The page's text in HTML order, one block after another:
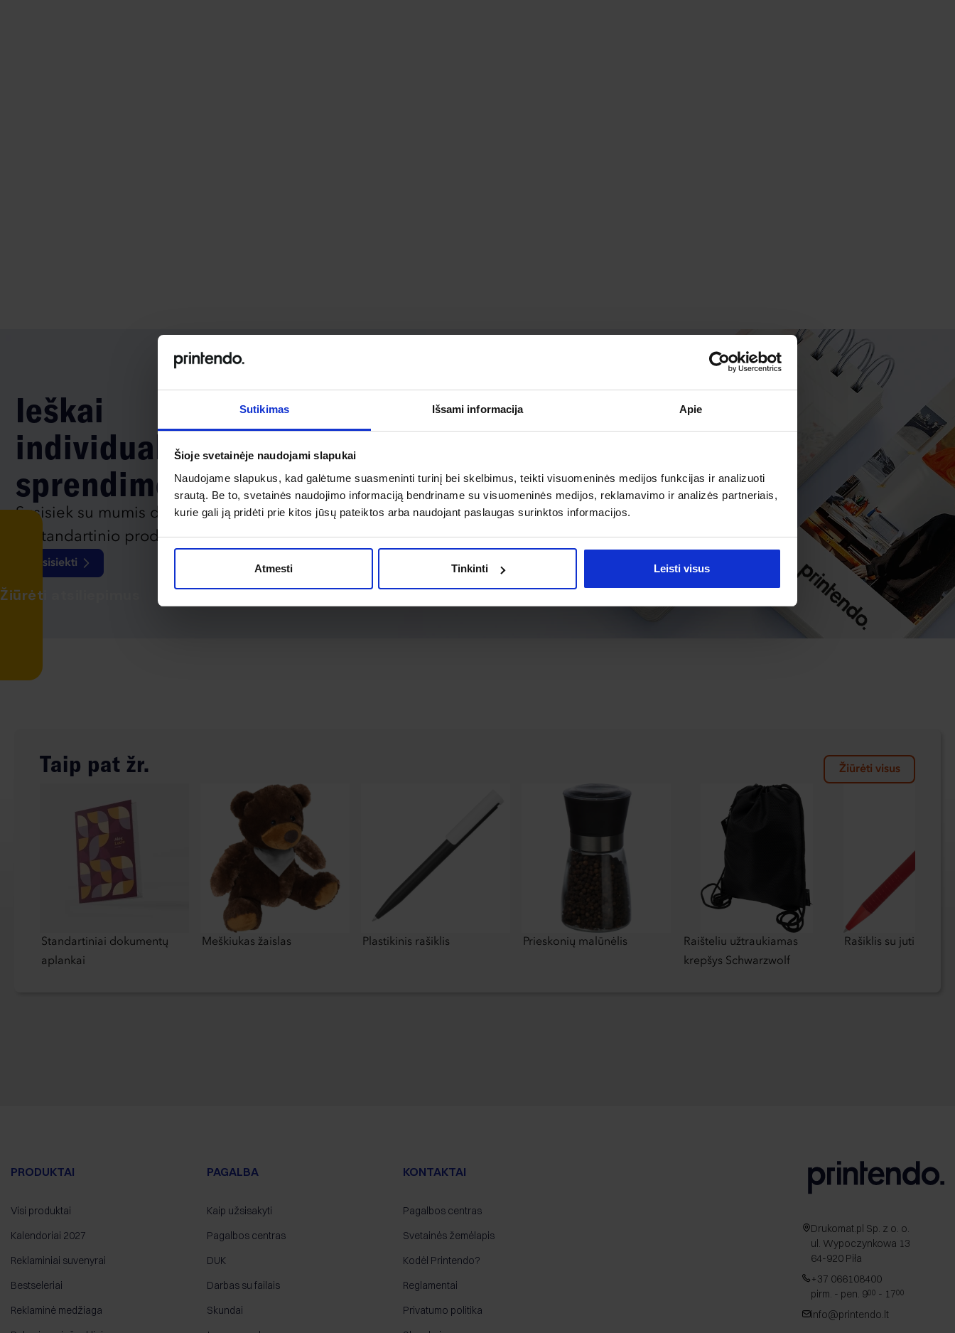
Sutikimas Išsami informacija Apie
Šioje svetainėje naudojami slapukai
Naudojame slapukus, kad galėtume suasmeninti turinį bei skelbimus, teikti visuomeninės medijos funkcijas ir analizuoti
srautą. Be to, svetainės naudojimo informaciją bendriname su visuomeninės medijos, reklamavimo ir analizės partneriais,
kurie gali ją pridėti prie kitos jūsų pateiktos arba naudojant paslaugas surinktos informacijos.
Atmesti Tinkinti Leisti visus
Žiūrėti atsiliepimus
Ieškai
individualaus
sprendimo?
Susisiek su mumis dėl
nestandartinio produkto aptarimo.
Susisiekti
Taip pat žr. Žiūrėti visus
Standartiniai dokumentų
aplankai
Meškiukas žaislas Plastikinis rašiklis Prieskonių malūnėlis
Raišteliu užtraukiamas
krepšys Schwarzwolf
Rašiklis su jutikliniu
PRODUKTAI
Visi produktai
Kalendoriai 2027
Reklaminiai suvenyrai
Bestseleriai
Reklaminė medžiaga
PAGALBA
Kaip užsisakyti
Pagalbos centras
DUK
Darbas su failais
Skundai
KONTAKTAI
Pagalbos centras
Svetainės žemėlapis
Kodėl Printendo?
Reglamentai
Privatumo politika
Drukomat.pl Sp. z o. o.
ul. Wypoczynkowa 13
64-920 Piła
+37 066108400
pirm. - pen. 900 - 1700
info@printendo.lt